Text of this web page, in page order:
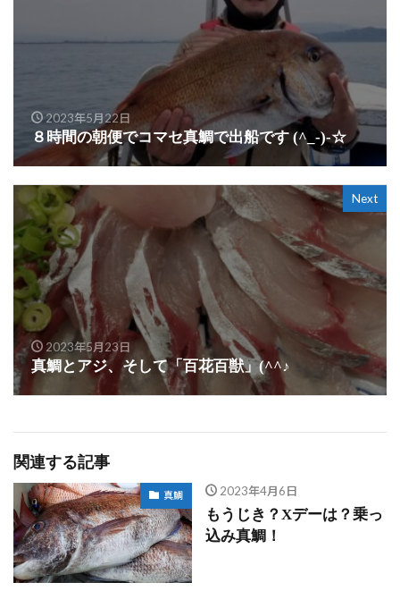
2023年5月22日
８時間の朝便でコマセ真鯛で出船です (^_-)-☆
Next
2023年5月23日
真鯛とアジ、そして「百花百獣」(^^♪
関連する記事
真鯛 2023年4月6日
もうじき？Xデーは？乗っ
込み真鯛！